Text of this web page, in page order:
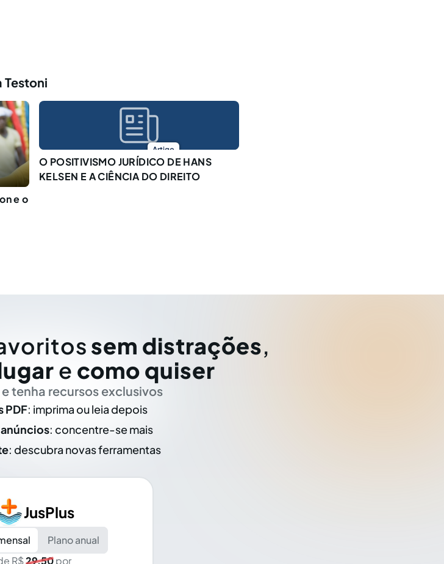
Testoni
e o
Artigo
O POSITIVISMO JURÍDICO DE HANS
KELSEN E A CIÊNCIA DO DIREITO
sem distrações,
e como quiser
e tenha recursos exclusivos
PDF: imprima ou leia depois
: concentre-se mais
: descubra novas ferramentas
JusPlus
Plano anual
R$29,50por